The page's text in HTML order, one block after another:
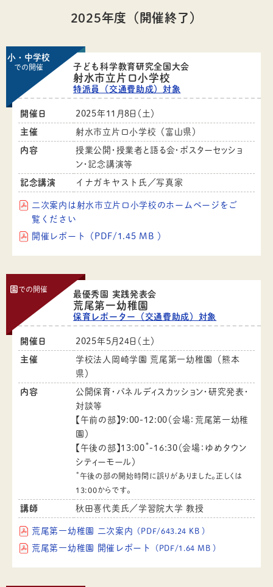
2025年度（開催終了）
小・中学校
での開催 子ども科学教育研究全国大会
射水市立片口小学校
特派員（交通費助成）対象
開催日 2025年11月8日（土）
主催 射水市立片口小学校（富山県）
内容
授業公開・授業者と語る会・ポスターセッショ
ン・記念講演等
記念講演 イナガキヤスト氏／写真家
二次案内は射水市立片口小学校のホームページをご
覧ください
開催レポート（PDF/1.45 MB ）
園での開催
最優秀園 実践発表会
荒尾第一幼稚園
保育レポーター（交通費助成）対象
開催日 2025年5月24日（土）
主催
学校法人岡崎学園 荒尾第一幼稚園（熊本
県）
内容
公開保育・パネルディスカッション・研究発表・
対談等
【午前の部】9:00-12:00（会場：荒尾第一幼稚
園）
【午後の部】13:00*-16:30（会場：ゆめタウン
シティーモール）
* 午後の部の開始時間に誤りがありました。正しくは
13:00からです。
講師 秋田喜代美氏／学習院大学 教授
荒尾第一幼稚園 二次案内 （PDF/643.24 KB ）
荒尾第一幼稚園 開催レポート （PDF/1.64 MB ）